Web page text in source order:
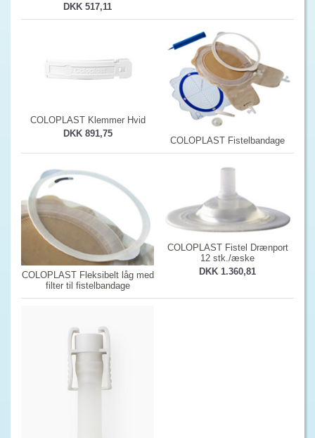
DKK 517,11
COLOPLAST Klemmer Hvid
DKK 891,75
COLOPLAST Fistelbandage
COLOPLAST Fleksibelt låg med
filter til fistelbandage
COLOPLAST Fistel Drænport
12 stk./æske
DKK 1.360,81